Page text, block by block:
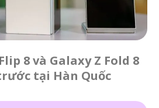
8 và Galaxy Z Fold 8
tại Hàn Quốc